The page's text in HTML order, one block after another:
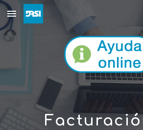
Skip to main content